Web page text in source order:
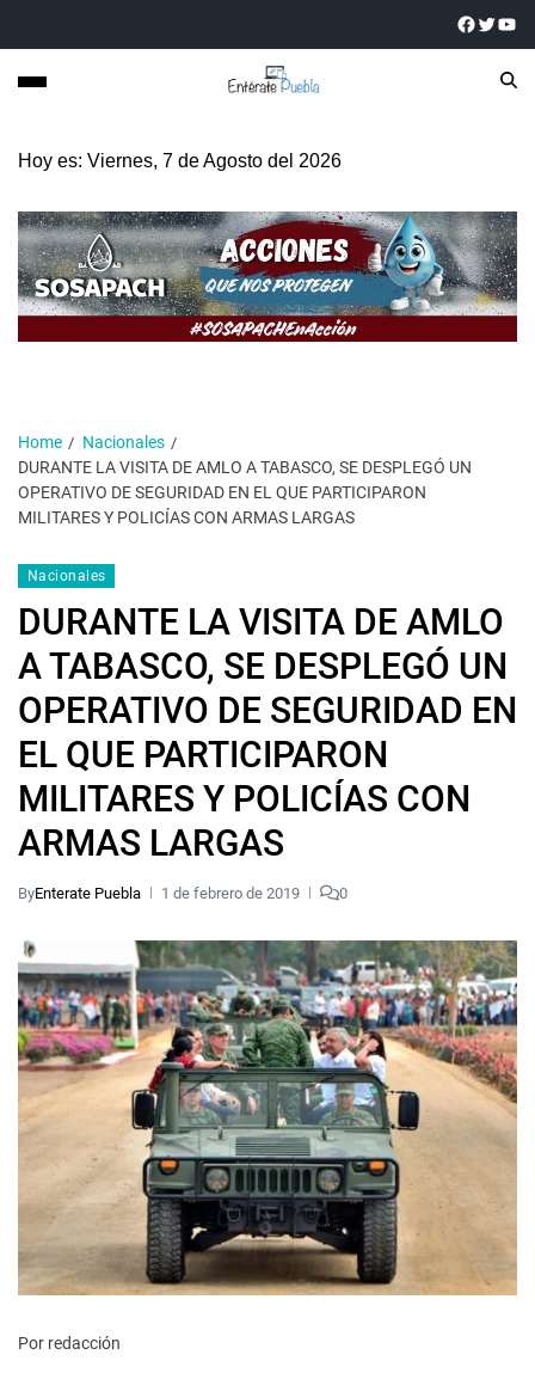
Hoy es: Viernes, 7 de Agosto del 2026
Home
Nacionales
DURANTE LA VISITA DE AMLO A TABASCO, SE DESPLEGÓ UN
OPERATIVO DE SEGURIDAD EN EL QUE PARTICIPARON
MILITARES Y POLICÍAS CON ARMAS LARGAS
Nacionales
DURANTE LA VISITA DE AMLO
A TABASCO, SE DESPLEGÓ UN
OPERATIVO DE SEGURIDAD EN
EL QUE PARTICIPARON
MILITARES Y POLICÍAS CON
ARMAS LARGAS
ByEnterate Puebla 1 de febrero de 2019 0
Por redacción